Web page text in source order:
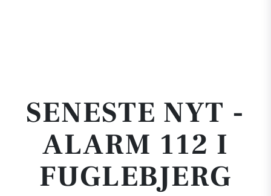
SENESTE NYT -
ALARM 112 I
FUGLEBJERG